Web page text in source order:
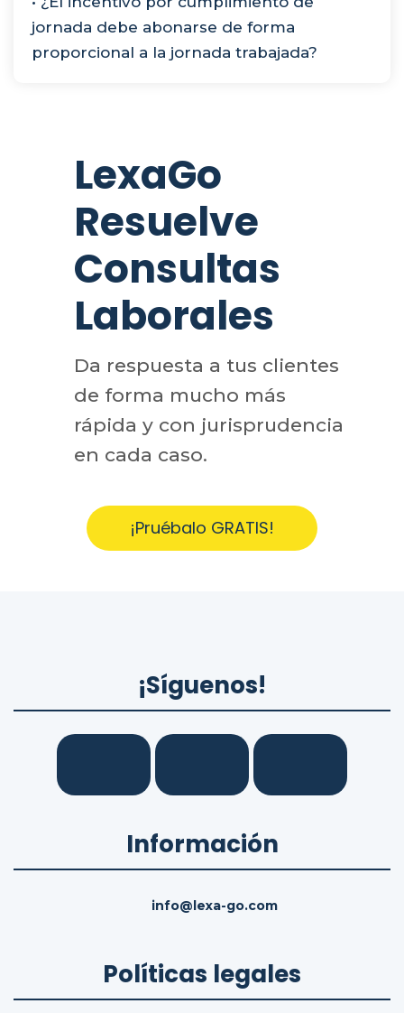
jornada debe abonarse de forma
proporcional a la jornada trabajada?
LexaGo
Resuelve
Consultas
Laborales
Da respuesta a tus clientes
de forma mucho más
rápida y con jurisprudencia
en cada caso.
¡Pruébalo GRATIS!
¡Síguenos!
Información
info@lexa-go.com
Políticas legales